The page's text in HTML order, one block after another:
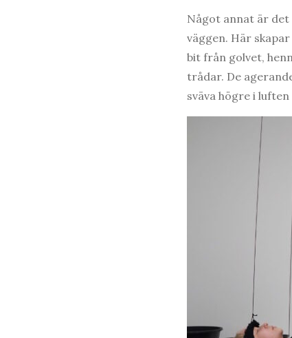
Något annat är det
väggen. Här
bit från golvet,
trådar. De
sväva högre i